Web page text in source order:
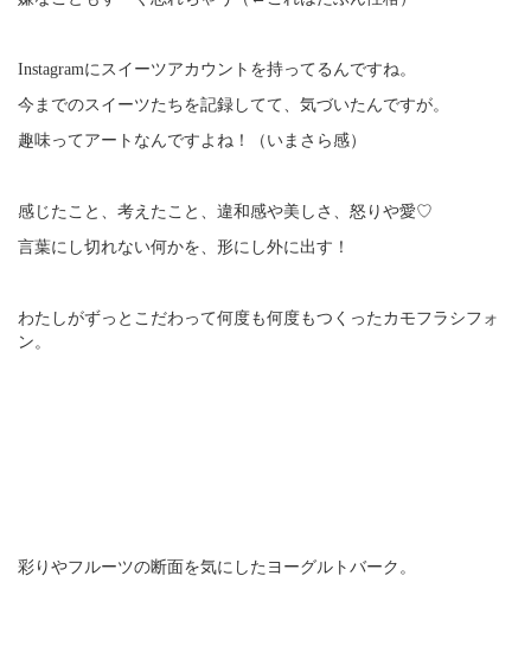
Instagramにスイーツアカウントを持ってるんですね。
今までのスイーツたちを記録してて、気づいたんですが。
趣味ってアートなんですよね！（いまさら感）
感じたこと、考えたこと、違和感や美しさ、怒りや愛♡
言葉にし切れない何かを、形にし外に出す！
わたしがずっとこだわって何度も何度もつくったカモフラシフォ
ン。
彩りやフルーツの断面を気にしたヨーグルトバーク。